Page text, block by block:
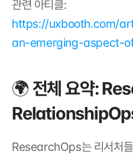
https://uxbooth.com/
an-emerging-aspect-
🌍 전체 요약:
ResearchOps는 리서처